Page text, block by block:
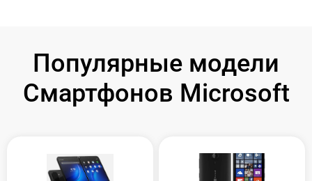
Популярные модели
Смартфонов Microsoft